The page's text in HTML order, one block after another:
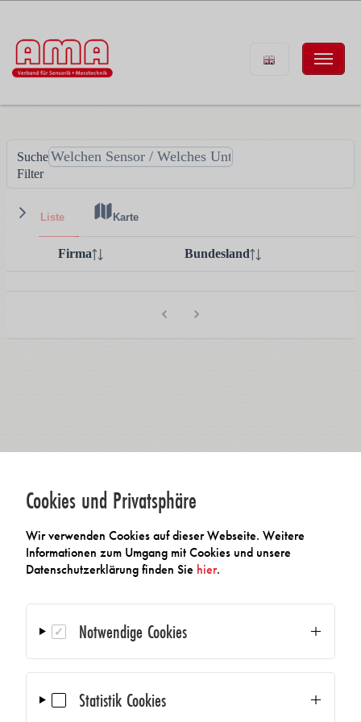
Cookies und Privatsphäre
Wir verwenden Cookies auf dieser Webseite. Weitere
Informationen zum Umgang mit Cookies und unsere
Datenschutzerklärung finden Sie hier.
Notwendige Cookies
Statistik Cookies